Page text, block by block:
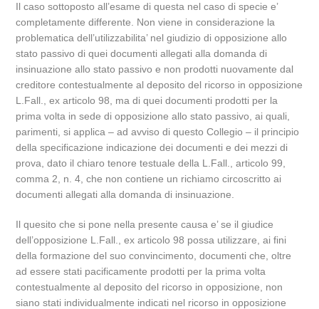
Il caso sottoposto all’esame di questa nel caso di specie e’
completamente differente. Non viene in considerazione la
problematica dell’utilizzabilita’ nel giudizio di opposizione allo
stato passivo di quei documenti allegati alla domanda di
insinuazione allo stato passivo e non prodotti nuovamente dal
creditore contestualmente al deposito del ricorso in opposizione
L.Fall., ex articolo 98, ma di quei documenti prodotti per la
prima volta in sede di opposizione allo stato passivo, ai quali,
parimenti, si applica – ad avviso di questo Collegio – il principio
della specificazione indicazione dei documenti e dei mezzi di
prova, dato il chiaro tenore testuale della L.Fall., articolo 99,
comma 2, n. 4, che non contiene un richiamo circoscritto ai
documenti allegati alla domanda di insinuazione.
Il quesito che si pone nella presente causa e’ se il giudice
dell’opposizione L.Fall., ex articolo 98 possa utilizzare, ai fini
della formazione del suo convincimento, documenti che, oltre
ad essere stati pacificamente prodotti per la prima volta
contestualmente al deposito del ricorso in opposizione, non
siano stati individualmente indicati nel ricorso in opposizione